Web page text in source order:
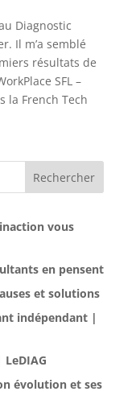
Diagnostic
Il m’a semblé
résultats de
SFL –
la French Tech
Rechercher
vous
en pensent
et solutions
indépendant |
évolution et ses